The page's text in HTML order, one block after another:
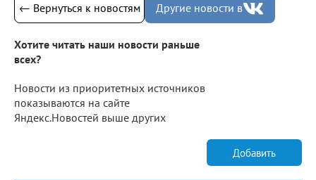
← Вернуться к новостям Другие новости в
Хотите читать наши новости раньше
всех?
Новости из приоритетных источников
показываются на сайте
Яндекс.Новостей выше других
Добавить